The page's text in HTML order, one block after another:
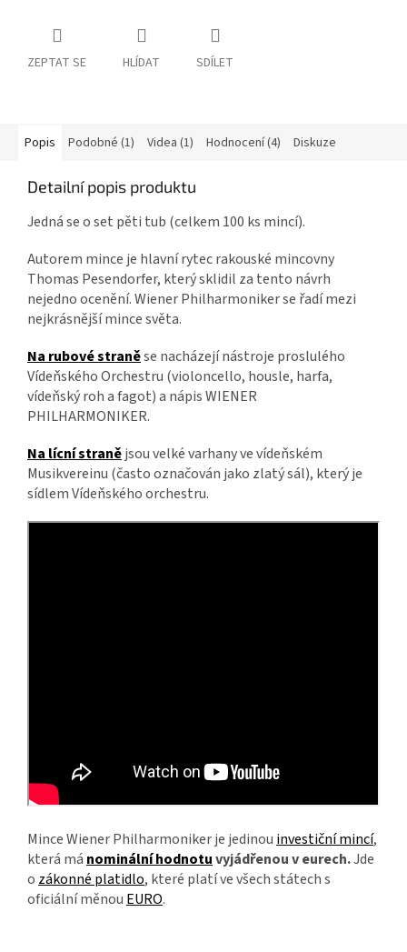
ZEPTAT SE HLÍDAT SDÍLET
Popis Podobné (1) Videa (1) Hodnocení (4) Diskuze
Detailní popis produktu
Jedná se o set pěti tub (celkem 100 ks mincí).
Autorem mince je hlavní rytec rakouské mincovny
Thomas Pesendorfer, který sklidil za tento návrh
nejedno ocenění. Wiener Philharmoniker se řadí mezi
nejkrásnější mince světa.
Na rubové straněse nacházejí nástroje proslulého
Vídeňského Orchestru (violoncello, housle, harfa,
vídeňský roh a fagot) a nápisWIENER
PHILHARMONIKER.
Na lícní stranějsou velké varhany ve vídeňském
Musikvereinu (často označován jako zlatý sál), který je
sídlem Vídeňského orchestru.
Mince Wiener Philharmoniker je jedinou investiční mincí,
která má nominální hodnotuvyjádřenou v eurech.Jde
o zákonné platidlo, které platí ve všech státech s
oficiální měnou EURO.